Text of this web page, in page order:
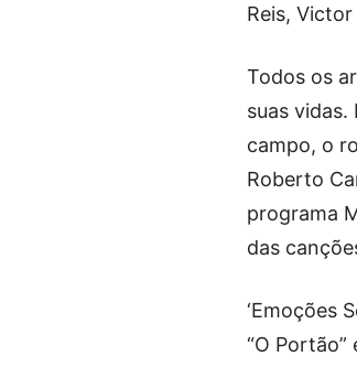
Reis,
Todos os
suas
campo, o
Roberto
programa
das
‘Emoções
“O Portão”